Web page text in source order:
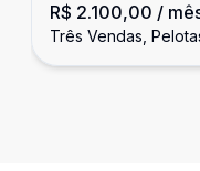
R$ 2.100,00 /
Três Vendas,